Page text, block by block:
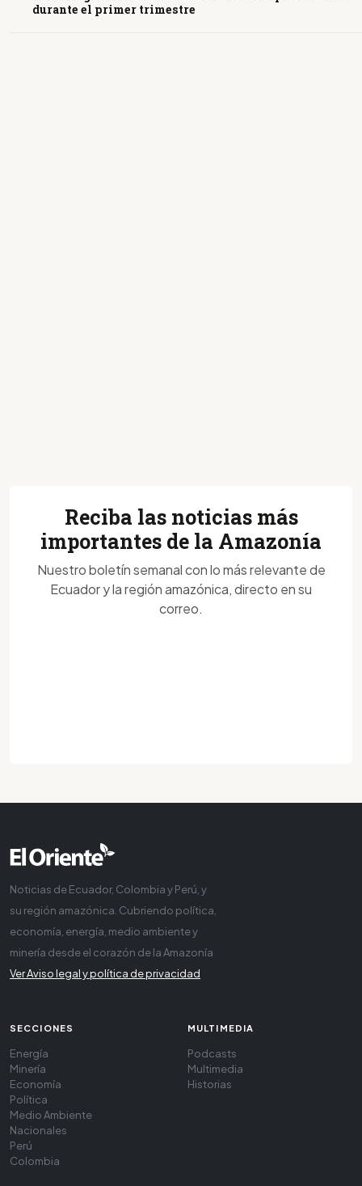
durante el primer trimestre
Reciba las noticias más
importantes de la Amazonía
Nuestro boletín semanal con lo más relevante de
Ecuador y la región amazónica, directo en su
correo.
Noticias de Ecuador, Colombia y Perú, y
su región amazónica. Cubriendo política,
economía, energía, medio ambiente y
minería desde el corazón de la Amazonía
Ver Aviso legal y política de privacidad
SECCIONES
Energía
Minería
Economía
Política
Medio Ambiente
Nacionales
Perú
Colombia
MULTIMEDIA
Podcasts
Multimedia
Historias